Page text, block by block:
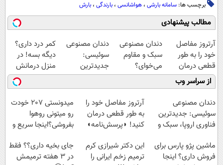
برچسب ها: سامانه بارشی ، هواشانسی ، بارندگی ، بارش
مطالب پیشنهادی
آرتروز مفاصل
خود را به طور
قطعی درمان
کنید!
◗پرسش‌نامه◖
دندان مصنوعی
سبک و مقاوم
می‌خوای؟
پرداخت اقساطی
هم داریم!😍 |
📍تهران
دندان مصنوعی
سوئیسی:
جدیدترین
فناوری اروپا،
سبک و مقاوم |
پرداخت قسطی
کمر درد داری؟
دیگه بسه! در
منزل درمانش
کن
(◀پرسش‌نامه)
از سراسر وب
دندان مصنوعی
سوئیسی: جدیدترین
فناوری اروپا، سبک و
قسطی
آرتروز مفاصل خود را
به طور قطعی درمان
کنید! ◗پرسش‌نامه◖
میدونستی 207 خودت
رو میتونی روهوا
بفروشی؟اینجا سریع و
ماشین پژو پارس برای
فروش داری؟ اینجا
این دکتر شیرازی کرم
ترمیم زخم ایرانی را
جای بخیه داری؟؟ فقط
در 3 هفته ترمیمش